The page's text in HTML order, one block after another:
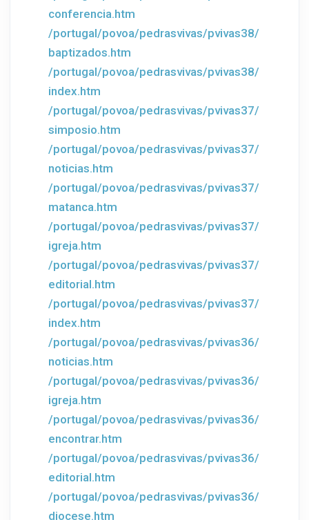
conferencia.htm
/portugal/povoa/pedrasvivas/pvivas38/
baptizados.htm
/portugal/povoa/pedrasvivas/pvivas38/
index.htm
/portugal/povoa/pedrasvivas/pvivas37/
simposio.htm
/portugal/povoa/pedrasvivas/pvivas37/
noticias.htm
/portugal/povoa/pedrasvivas/pvivas37/
matanca.htm
/portugal/povoa/pedrasvivas/pvivas37/
igreja.htm
/portugal/povoa/pedrasvivas/pvivas37/
editorial.htm
/portugal/povoa/pedrasvivas/pvivas37/
index.htm
/portugal/povoa/pedrasvivas/pvivas36/
noticias.htm
/portugal/povoa/pedrasvivas/pvivas36/
igreja.htm
/portugal/povoa/pedrasvivas/pvivas36/
encontrar.htm
/portugal/povoa/pedrasvivas/pvivas36/
editorial.htm
/portugal/povoa/pedrasvivas/pvivas36/
diocese.htm